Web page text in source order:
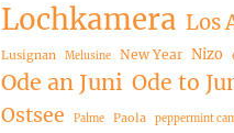
Lochkamera Los
Lusignan Melusine New Year Nizo
Ode an Juni Ode to
Ostsee Palme Paola peppermint